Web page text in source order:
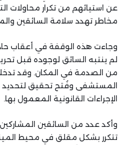
عن استيائهم من تكرار محاولات
مخاطر تهدد سلامة السائقين
وجاءت هذه الوقفة في أعقاب
لم ينتبه السائق لوجوده قبل
من الصدمة في المكان. وقد
المستشفى وفُتح تحقيق لتحديد
الإجراءات القانونية المعمول بها.
وأكد عدد من السائقين
تتكرر بشكل مقلق في محيط